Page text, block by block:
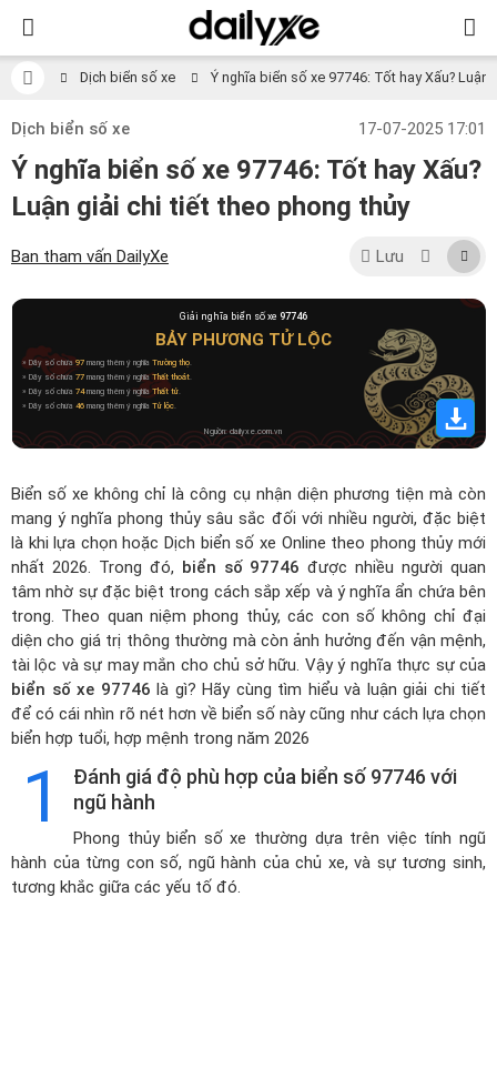
Dịch biển số xe Ý nghĩa biển số xe 97746: Tốt hay Xấu?
Dịch biển số xe 17-07-2025 17:01
Ý nghĩa biển số xe 97746: Tốt hay Xấu?
Luận giải chi tiết theo phong thủy
Ban tham vấn DailyXe Lưu
Giải nghĩa biển số xe 97746
BẢY PHƯƠNG TỬ LỘC
» Dãy số chứa97 mang thêm ý nghĩa Trường thọ.
» Dãy số chứa 77 mang thêm ý nghĩaThất thoát.
» Dãy số chứa 74mang thêm ý nghĩaThất tử.
» Dãy số chứa 46 mang thêm ý nghĩa Tử lộc.
Nguồn: dailyxe.com.vn
Biển số xe không chỉ là công cụ nhận diện phương tiện mà còn
mang ý nghĩa phong thủy sâu sắc đối với nhiều người, đặc biệt
là khi lựa chọn hoặcDịch biển số xe Online theo phong thủy mới
nhất 2026. Trong đó, biển số 97746 được nhiều người quan
tâm nhờ sự đặc biệt trong cách sắp xếp và ý nghĩa ẩn chứa bên
trong. Theo quan niệm phong thủy, các con số không chỉ đại
diện cho giá trị thông thường mà còn ảnh hưởng đến vận mệnh,
tài lộc và sự may mắn cho chủ sở hữu. Vậy ý nghĩa thực sự của
biển số xe 97746 là gì? Hãy cùng tìm hiểu và luận giải chi tiết
để có cái nhìn rõ nét hơn về biển số này cũng như cách lựa chọn
biển hợp tuổi, hợp mệnh trong năm 2026
1
Đánh giá độ phù hợp của biển số 97746 với
ngũ hành
Phong thủy biển số xe thường dựa trên việc tính ngũ
hành của từng con số, ngũ hành của chủ xe, và sự tương sinh,
tương khắc giữa các yếu tố đó.